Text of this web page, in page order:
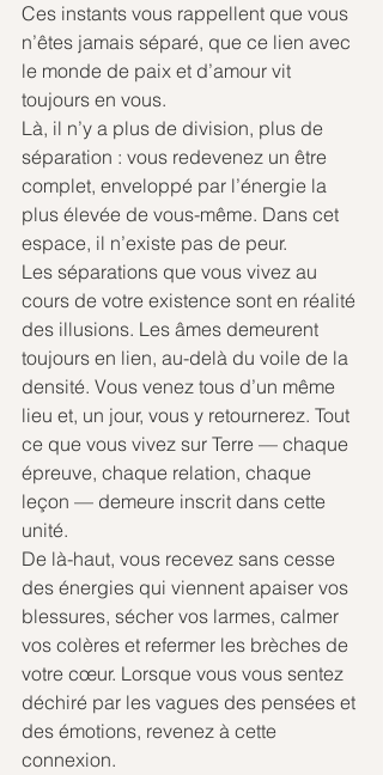
Ces instants vous rappellent que vous
n’êtes jamais séparé, que ce lien avec
le monde de paix et d’amour vit
toujours en vous.
Là, il n’y a plus de division, plus de
séparation : vous redevenez un être
complet, enveloppé par l’énergie la
plus élevée de vous-même. Dans cet
espace, il n’existe pas de peur.
Les séparations que vous vivez au
cours de votre existence sont en réalité
des illusions. Les âmes demeurent
toujours en lien, au-delà du voile de la
densité. Vous venez tous d’un même
lieu et, un jour, vous y retournerez. Tout
ce que vous vivez sur Terre — chaque
épreuve, chaque relation, chaque
leçon — demeure inscrit dans cette
unité.
De là-haut, vous recevez sans cesse
des énergies qui viennent apaiser vos
blessures, sécher vos larmes, calmer
vos colères et refermer les brèches de
votre cœur. Lorsque vous vous sentez
déchiré par les vagues des pensées et
des émotions, revenez à cette
connexion.